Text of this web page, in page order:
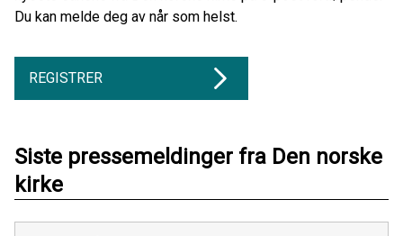
Du kan melde deg av når som helst.
REGISTRER
Siste pressemeldinger fra Den norske
kirke